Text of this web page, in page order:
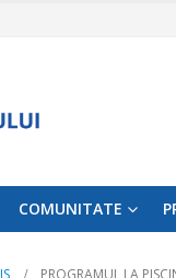
COMUNITATE
PROGRAMUL LA